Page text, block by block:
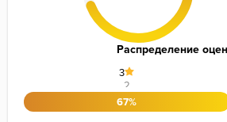
Распределение
67%
3
2